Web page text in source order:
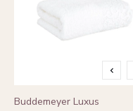
Buddemeyer Luxus